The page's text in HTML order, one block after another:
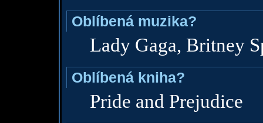
Oblíbená muzika?
Lady Gaga, Britney
Oblíbená kniha?
Pride and Prejudice